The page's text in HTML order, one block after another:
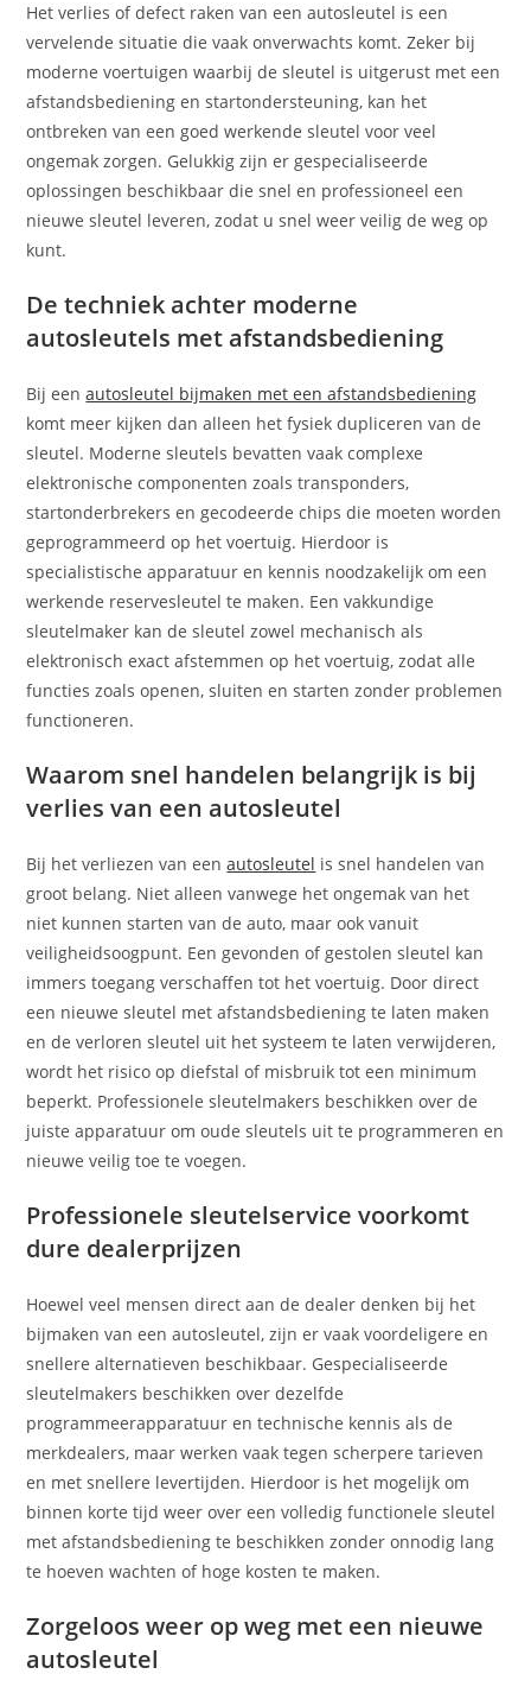
Het verlies of defect raken van een autosleutel is een
vervelende situatie die vaak onverwachts komt. Zeker bij
moderne voertuigen waarbij de sleutel is uitgerust met een
afstandsbediening en startondersteuning, kan het
ontbreken van een goed werkende sleutel voor veel
ongemak zorgen. Gelukkig zijn er gespecialiseerde
oplossingen beschikbaar die snel en professioneel een
nieuwe sleutel leveren, zodat u snel weer veilig de weg op
kunt.
De techniek achter moderne
autosleutels met afstandsbediening
Bij eenautosleutel bijmaken met een afstandsbediening
komt meer kijken dan alleen het fysiek dupliceren van de
sleutel. Moderne sleutels bevatten vaak complexe
elektronische componenten zoals transponders,
startonderbrekers en gecodeerde chips die moeten worden
geprogrammeerd op het voertuig. Hierdoor is
specialistische apparatuur en kennis noodzakelijk om een
werkende reservesleutel te maken. Een vakkundige
sleutelmaker kan de sleutel zowel mechanisch als
elektronisch exact afstemmen op het voertuig, zodat alle
functies zoals openen, sluiten en starten zonder problemen
functioneren.
Waarom snel handelen belangrijk is bij
verlies van een autosleutel
Bij het verliezen van eenautosleutel is snel handelen van
groot belang. Niet alleen vanwege het ongemak van het
niet kunnen starten van de auto, maar ook vanuit
veiligheidsoogpunt. Een gevonden of gestolen sleutel kan
immers toegang verschaffen tot het voertuig. Door direct
een nieuwe sleutel met afstandsbediening te laten maken
en de verloren sleutel uit het systeem te laten verwijderen,
wordt het risico op diefstal of misbruik tot een minimum
beperkt. Professionele sleutelmakers beschikken over de
juiste apparatuur om oude sleutels uit te programmeren en
nieuwe veilig toe te voegen.
Professionele sleutelservice voorkomt
dure dealerprijzen
Hoewel veel mensen direct aan de dealer denken bij het
bijmaken van een autosleutel, zijn er vaak voordeligere en
snellere alternatieven beschikbaar. Gespecialiseerde
sleutelmakers beschikken over dezelfde
programmeerapparatuur en technische kennis als de
merkdealers, maar werken vaak tegen scherpere tarieven
en met snellere levertijden. Hierdoor is het mogelijk om
binnen korte tijd weer over een volledig functionele sleutel
met afstandsbediening te beschikken zonder onnodig lang
te hoeven wachten of hoge kosten te maken.
Zorgeloos weer op weg met een nieuwe
autosleutel